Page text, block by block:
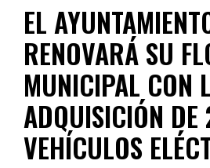
EL
RENOVARÁ SU
MUNICIPAL CON
ADQUISICIÓN DE
VEHÍCULOS